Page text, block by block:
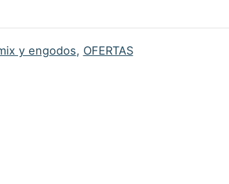
y engodos, OFERTAS